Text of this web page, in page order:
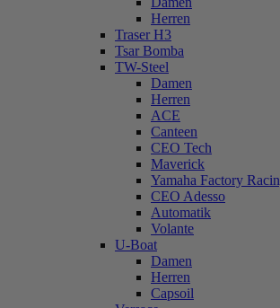
Herren
Traser H3
Tsar Bomba
TW-Steel
Damen
Herren
ACE
Canteen
CEO Tech
Maverick
Yamaha Factory
CEO Adesso
Automatik
Volante
U-Boat
Damen
Herren
Capsoil